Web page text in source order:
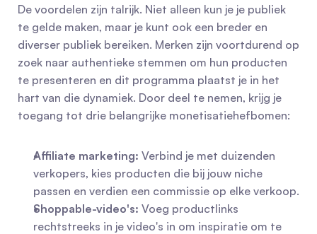
De voordelen zijn talrijk. Niet alleen kun je je publiek
te gelde maken, maar je kunt ook een breder en
diverser publiek bereiken. Merken zijn voortdurend op
zoek naar authentieke stemmen om hun producten
te presenteren en dit programma plaatst je in het
hart van die dynamiek. Door deel te nemen, krijg je
toegang tot drie belangrijke monetisatiehefbomen:
Affiliate marketing: Verbind je met duizenden
verkopers, kies producten die bij jouw niche
passen en verdien een commissie op elke verkoop.
Shoppable-video's: Voeg productlinks
rechtstreeks in je video's in om inspiratie om te